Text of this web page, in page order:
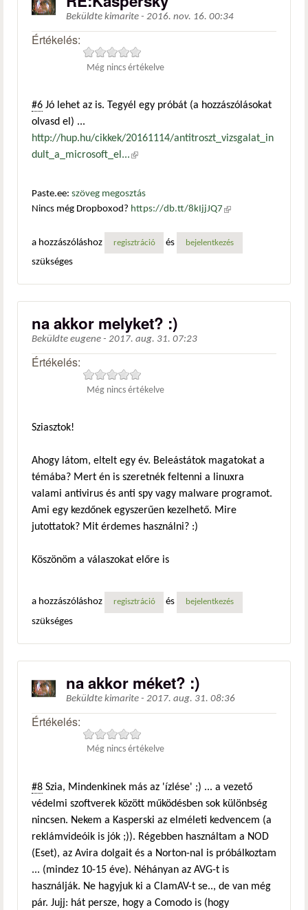
Beküldte kimarite - 2016. nov. 16. 00:34
Értékelés:
Még nincs értékelve
#6 Jó lehet az is. Tegyél egy próbát (a hozzászólásokat
olvasd el) ...
http://hup.hu/cikkek/20161114/antitroszt_vizsgalat_in
dult_a_microsoft_el...(külső hivatkozás)
Paste.ee: szöveg megosztás
Nincs még Dropboxod? https://db.tt/8kIjjJQ7 (külső
a hozzászóláshoz
regisztráció és bejelentkezés
szükséges
na akkor melyket? :)
Beküldte eugene - 2017. aug. 31. 07:23
Értékelés:
Még nincs értékelve
Sziasztok!
Ahogy látom, eltelt egy év. Beleástátok magatokat a
témába? Mert én is szeretnék feltenni a linuxra
valami antivirus és anti spy vagy malware programot.
Ami egy kezdőnek egyszerűen kezelhető. Mire
jutottatok? Mit érdemes használni? :)
Köszönöm a válaszokat előre is
a hozzászóláshoz regisztráció és bejelentkezés
szükséges
na akkor méket? :)
Beküldte kimarite - 2017. aug. 31. 08:36
Értékelés:
Még nincs értékelve
#8 Szia, Mindenkinek más az 'ízlése' ;) ... a vezető
védelmi szoftverek között működésben sok különbség
nincsen. Nekem a Kasperski az elméleti kedvencem (a
reklámvideóik is jók ;)). Régebben használtam a NOD
(Eset), az Avira dolgait és a Norton-nal is próbálkoztam
... (mindez 10-15 éve). Néhányan az AVG-t is
használják. Ne hagyjuk ki a ClamAV-t se.., de van még
pár. Jujj: hát persze, hogy a Comodo is (hogy